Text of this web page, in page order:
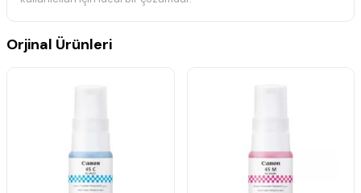
Marka:Canon
Orijinal Mürekkep Şişesi
Sayfa kapasitesi
, ISO/IEC standartlarına göre belirlenmektedir.
Gerçek baskı kapasitesi; baskı yoğunluğu, belge içeriği ve
Orjinal Ürünleri